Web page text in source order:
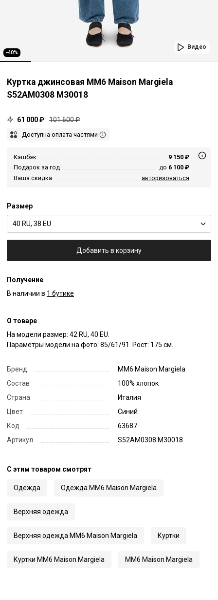
-40%
Видео
Куртка джинсовая MM6 Maison Margiela
S52AM0308 M30018
61 000 ₽ 101 600 ₽
Доступна оплата частями
Кэшбэк
9 150 ₽
Подарок за год
до 6 100 ₽
Ваша скидка
авторизоваться
Размер
40 RU, 38 EU
Добавить в корзину
Получение
В наличии в 1 бутике
О товаре
На модели размер: 42 RU, 40 EU.
Параметры модели на фото: 85/61/91. Рост: 175 см.
Бренд
MM6 Maison Margiela
Состав
100% хлопок
Страна
Италия
Цвет
Синий
Код
63687
Артикул
S52AM0308 M30018
С этим товаром смотрят
Одежда Одежда MM6 Maison Margiela
Верхняя одежда
Верхняя одежда MM6 Maison Margiela Куртки
Куртки MM6 Maison Margiela MM6 Maison Margiela